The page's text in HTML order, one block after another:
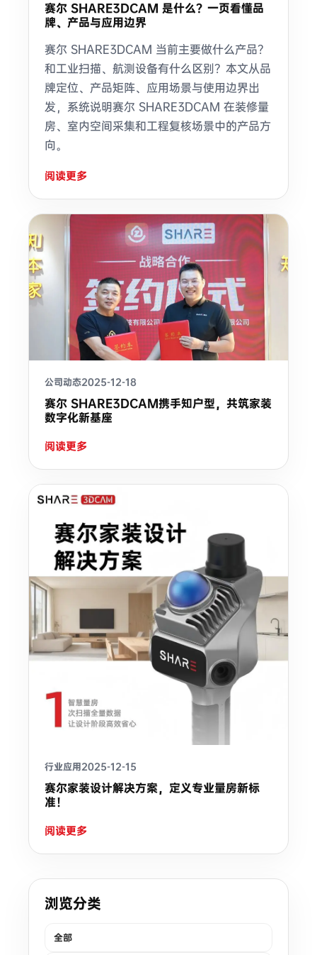
赛尔 SHARE3DCAM 是什么？一页看懂品
牌、产品与应用边界
赛尔 SHARE3DCAM 当前主要做什么产品？
和工业扫描、航测设备有什么区别？本文从品
牌定位、产品矩阵、应用场景与使用边界出
发，系统说明赛尔 SHARE3DCAM 在装修量
房、室内空间采集和工程复核场景中的产品方
向。
阅读更多
公司动态2025-12-18
赛尔 SHARE3DCAM携手知户型，共筑家装
数字化新基座
阅读更多
行业应用2025-12-15
赛尔家装设计解决方案，定义专业量房新标
准！
阅读更多
浏览分类
全部